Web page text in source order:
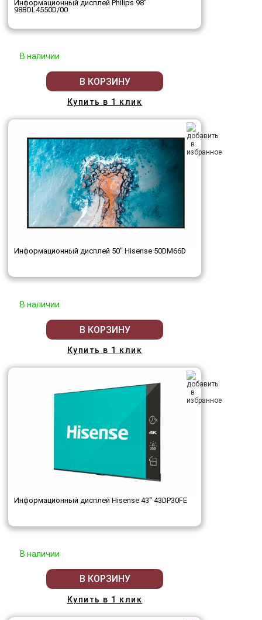
Информационный дисплей Philips 98"
98BDL4550D/00
В наличии
В КОРЗИНУ
Купить в 1 клик
Информационный дисплей 50" Hisense 50DM66D
В наличии
В КОРЗИНУ
Купить в 1 клик
Информационный дисплей Hisense 43" 43DP30FE
В наличии
В КОРЗИНУ
Купить в 1 клик